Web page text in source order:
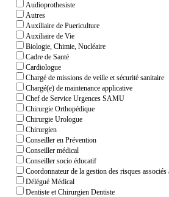
Audioprothesiste
Autres
Auxiliaire de Puericulture
Auxiliaire de Vie
Biologie, Chimie, Nucléaire
Cadre de Santé
Cardiologue
Chargé de missions de veille et sécurité sanitaire
Chargé(e) de maintenance applicative
Chef de Service Urgences SAMU
Chirurgie Orthopédique
Chirurgie Urologue
Chirurgien
Conseiller en Prévention
Conseiller médical
Conseiller socio éducatif
Coordonnateur de la gestion des risques associés
Délégué Médical
Dentiste et Chirurgien Dentiste